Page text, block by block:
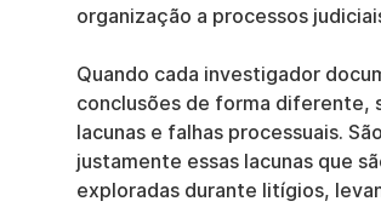
organização a processos
Quando cada investigador
conclusões de forma diferente,
lacunas e falhas processuais. São
justamente essas lacunas que
exploradas durante litígios,